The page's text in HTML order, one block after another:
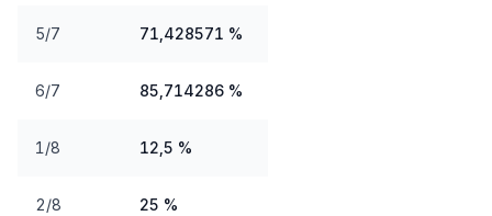
5/7 71,428571 %
6/7 85,714286 %
1/8 12,5 %
2/8 25 %